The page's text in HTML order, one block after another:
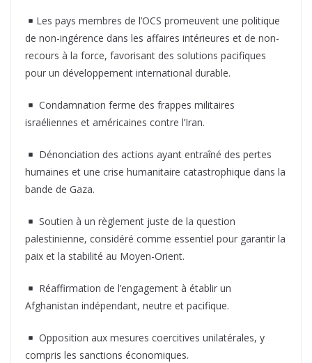
Les pays membres de l’OCS promeuvent une politique
de non-ingérence dans les affaires intérieures et de non-
recours à la force, favorisant des solutions pacifiques
pour un développement international durable.
Condamnation ferme des frappes militaires
israéliennes et américaines contre l’Iran.
Dénonciation des actions ayant entraîné des pertes
humaines et une crise humanitaire catastrophique dans la
bande de Gaza.
Soutien à un règlement juste de la question
palestinienne, considéré comme essentiel pour garantir la
paix et la stabilité au Moyen-Orient.
Réaffirmation de l’engagement à établir un
Afghanistan indépendant, neutre et pacifique.
Opposition aux mesures coercitives unilatérales, y
compris les sanctions économiques.